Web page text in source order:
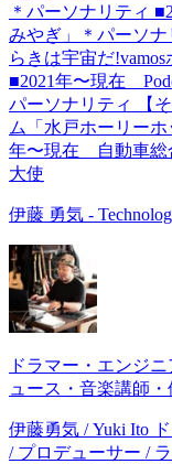
＊パーソナリティ
みやぎ」＊パーソ
らきは宇宙だ
■2021年〜現在
パーソナリティ 【
ム「水戸ホーリー
年〜現在 自動車総
大使
伊藤 勇気 -
ドラマー・エンジ
ュース・音楽講師・
伊藤勇気 / Yuki Ito
/ プロデューサー /